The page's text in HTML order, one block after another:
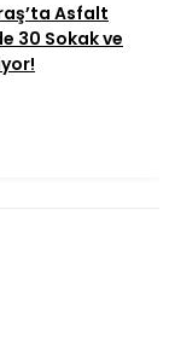
Asfalt
30 Sokak ve